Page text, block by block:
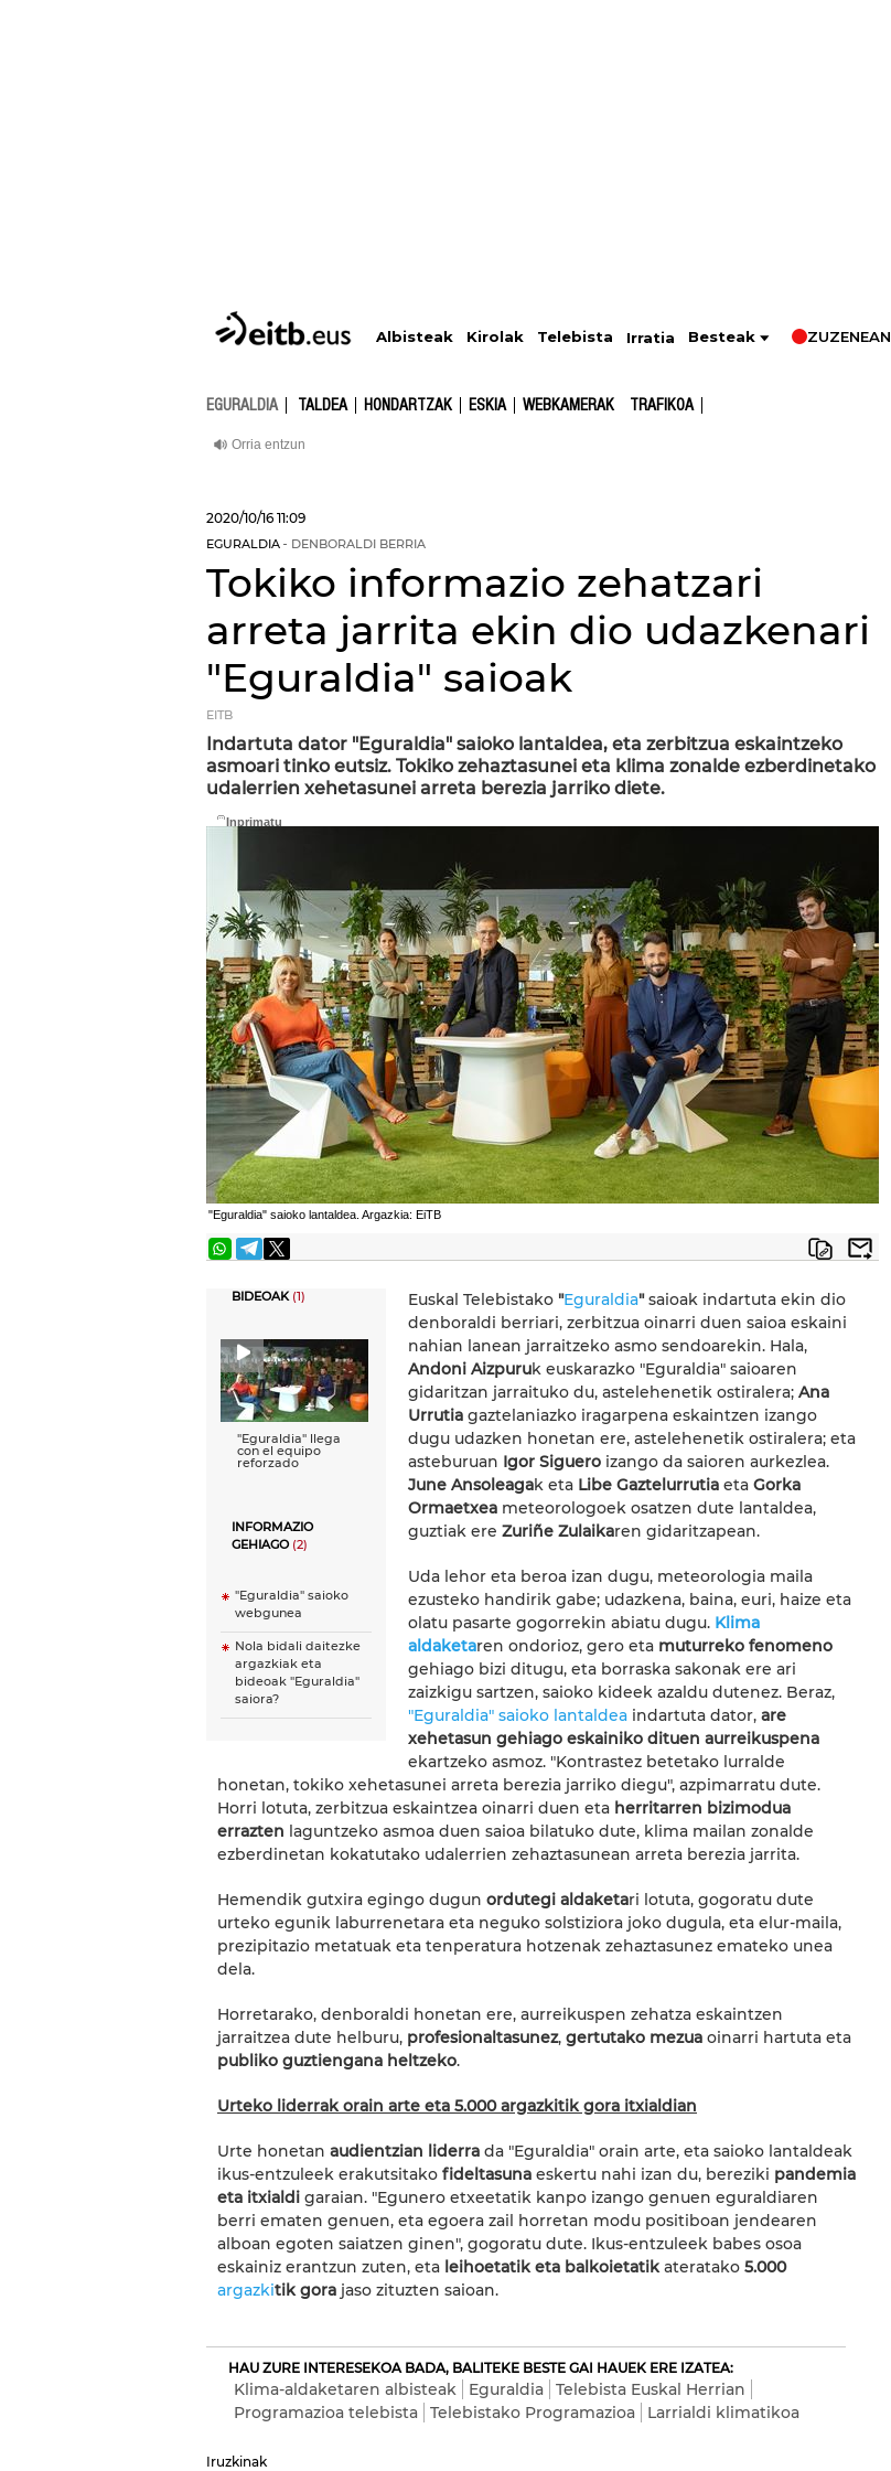
Albisteak Kirolak Telebista Irratia Besteak ZUZENEAN
EGURALDIA TALDEA HONDARTZAK ESKIA WEBKAMERAK TRAFIKOA
2020/10/16 11:09
EGURALDIA DENBORALDI BERRIA
Tokiko informazio zehatzari
arreta jarrita ekin dio udazkenari
"Eguraldia" saioak
EITB
Indartuta dator "Eguraldia" saioko lantaldea, eta zerbitzua eskaintzeko
asmoari tinko eutsiz. Tokiko zehaztasunei eta klima zonalde ezberdinetako
udalerrien xehetasunei arreta berezia jarriko diete.
"Eguraldia" saioko lantaldea. Argazkia: EiTB
BIDEOAK(1)
"Eguraldia" llega
con el equipo
reforzado
INFORMAZIO
GEHIAGO(2)
"Eguraldia" saioko
webgunea
Nola bidali daitezke
argazkiak eta
bideoak "Eguraldia"
saiora?
Euskal Telebistako "Eguraldia"saioak indartuta ekin dio
denboraldi berriari, zerbitzua oinarri duen saioa eskaini
nahian lanean jarraitzeko asmo sendoarekin. Hala,
Andoni Aizpuruk euskarazko "Eguraldia" saioaren
gidaritzan jarraituko du, astelehenetik ostiralera; Ana
Urrutia gaztelaniazko iragarpena eskaintzen izango
dugu udazken honetan ere, astelehenetik ostiralera; eta
asteburuan Igor Siguero izango da saioren aurkezlea.
June Ansoleagak eta Libe Gaztelurrutia eta Gorka
Ormaetxea meteorologoek osatzen dute lantaldea,
guztiak ere Zuriñe Zulaikaren gidaritzapean.
Uda lehor eta beroa izan dugu, meteorologia maila
ezusteko handirik gabe; udazkena, baina, euri, haize eta
olatu pasarte gogorrekin abiatu dugu. Klima
aldaketaren ondorioz, gero eta muturreko fenomeno
gehiago bizi ditugu, eta borraska sakonak ere ari
zaizkigu sartzen, saioko kideek azaldu dutenez. Beraz,
"Eguraldia" saioko lantaldea indartuta dator, are
xehetasun gehiago eskainiko dituen aurreikuspena
ekartzeko asmoz. "Kontrastez betetako lurralde
honetan, tokiko xehetasunei arreta berezia jarriko diegu", azpimarratu dute.
Horri lotuta, zerbitzua eskaintzea oinarri duen eta herritarren bizimodua
errazten laguntzeko asmoa duen saioa bilatuko dute, klima mailan zonalde
ezberdinetan kokatutako udalerrien zehaztasunean arreta berezia jarrita.
Hemendik gutxira egingo dugun ordutegi aldaketari lotuta, gogoratu dute
urteko egunik laburrenetara eta neguko solstiziora joko dugula, eta elur-maila,
prezipitazio metatuak eta tenperatura hotzenak zehaztasunez emateko unea
dela.
Horretarako, denboraldi honetan ere, aurreikuspen zehatza eskaintzen
jarraitzea dute helburu, profesionaltasunez, gertutako mezua oinarri hartuta eta
publiko guztiengana heltzeko.
Urteko liderrak orain arte eta 5.000 argazkitik gora itxialdian
Urte honetan audientzian liderra da "Eguraldia" orain arte, eta saioko lantaldeak
ikus-entzuleek erakutsitako fideltasuna eskertu nahi izan du, bereziki pandemia
eta itxialdi garaian. "Egunero etxeetatik kanpo izango genuen eguraldiaren
berri ematen genuen, eta egoera zail horretan modu positiboan jendearen
alboan egoten saiatzen ginen", gogoratu dute. Ikus-entzuleek babes osoa
eskainiz erantzun zuten, eta leihoetatik eta balkoietatikateratako 5.000
argazkitik gora jaso zituzten saioan.
HAU ZURE INTERESEKOA BADA, BALITEKE BESTE GAI HAUEK ERE IZATEA:
Klima-aldaketaren albisteak Eguraldia
Telebista Euskal Herrian
Programazioa telebista
Telebistako Programazioa Larrialdi klimatikoa
Iruzkinak